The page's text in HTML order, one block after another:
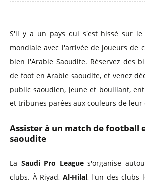
S'il y a un pays qui s'est hissé sur le
mondiale avec l'arrivée de joueurs de
bien l'Arabie Saoudite. Réservez des
de foot en Arabie saoudite, et venez
public saoudien, jeune et bouillant,
et tribunes parées aux couleurs de leur
Assister à un match de football
saoudite
La Saudi Pro Leagues'organise
clubs. À Riyad, Al-Hilal, l'un des clubs